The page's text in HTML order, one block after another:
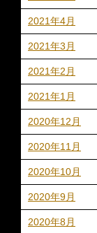
2021年4月
2021年3月
2021年2月
2021年1月
2020年12月
2020年11月
2020年10月
2020年9月
2020年8月